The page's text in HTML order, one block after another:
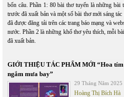
bốn câu. Phần 1: 80 bài thơ tuyển là những
trước đã xuất bản và một số bài thơ mới sáng
đã được đăng tải trên các trang báo mạng và
nước. Phần 2 là những khổ thơ yêu thích, mỗi
đã xuất bản.
GIỚI THIỆU TÁC PHẨM MỚI “Hoa tím
ngắm mưa bay”
29 Tháng Năm 2025
Hoàng Thị Bích Hà